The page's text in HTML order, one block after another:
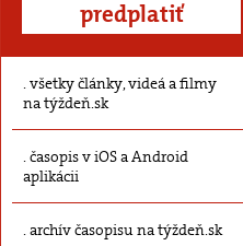
predplatiť
všetky články, videá a filmy
na týždeň.sk
časopis v iOS a Android
aplikácii
archív časopisu na týždeň.sk